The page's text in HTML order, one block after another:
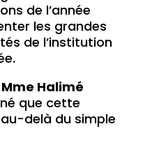
de l’année
les grandes
de l’institution
Mme Halimé
que cette
delà du simple